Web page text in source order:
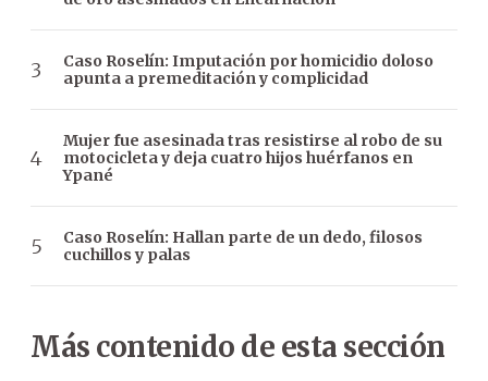
Caso Roselín: Imputación por homicidio doloso
apunta a premeditación y complicidad
Mujer fue asesinada tras resistirse al robo de su
motocicleta y deja cuatro hijos huérfanos en
Ypané
Caso Roselín: Hallan parte de un dedo, filosos
cuchillos y palas
Más contenido de esta sección